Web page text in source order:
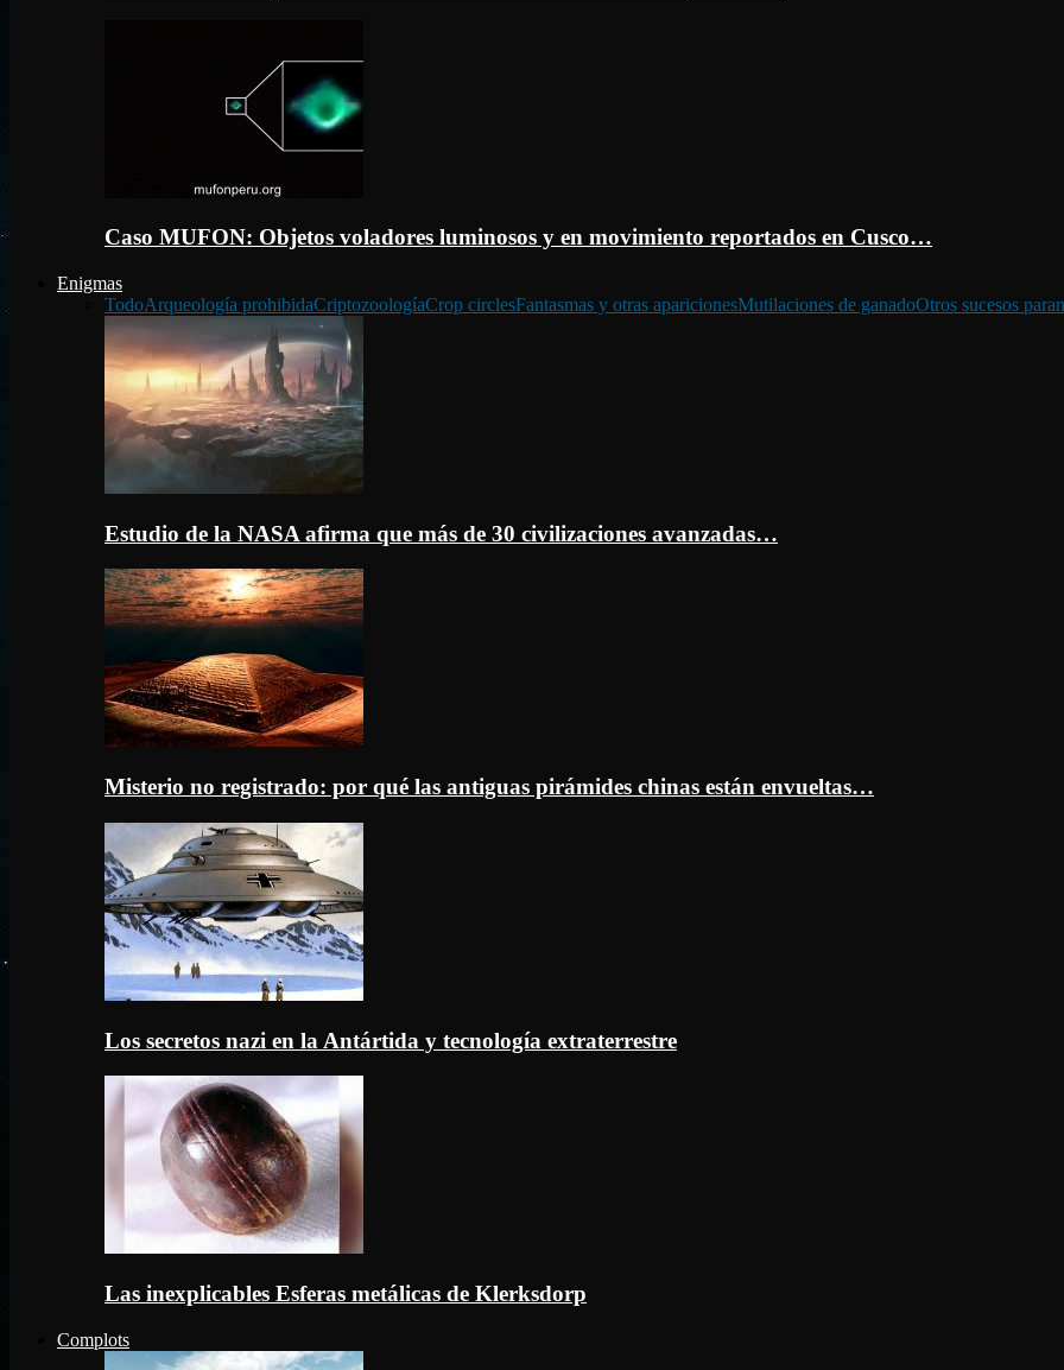
Caso MUFON: Objetos voladores luminosos y en movimiento reportados en Cusco…
Enigmas
TodoArqueología prohibidaCriptozoologíaCrop circlesFantasmas y otras aparicionesMutilaciones de ganadoOtros sucesos
Estudio de la NASA afirma que más de 30 civilizaciones avanzadas…
Misterio no registrado: por qué las antiguas pirámides chinas están envueltas…
Los secretos nazi en la Antártida y tecnología extraterrestre
Las inexplicables Esferas metálicas de Klerksdorp
Complots